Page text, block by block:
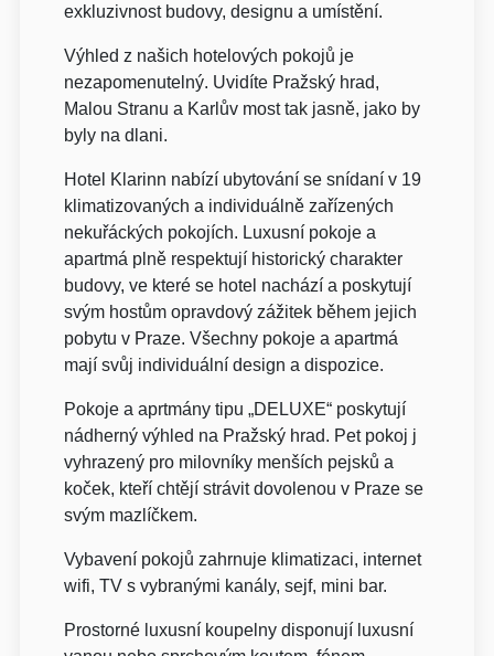
exkluzivnost budovy, designu a umístění.
Výhled z našich hotelových pokojů je
nezapomenutelný. Uvidíte Pražský hrad,
Malou Stranu a Karlův most tak jasně, jako by
byly na dlani.
Hotel Klarinn nabízí ubytování se snídaní v 19
klimatizovaných a individuálně zařízených
nekuřáckých pokojích. Luxusní pokoje a
apartmá plně respektují historický charakter
budovy, ve které se hotel nachází a poskytují
svým hostům opravdový zážitek během jejich
pobytu v Praze. Všechny pokoje a apartmá
mají svůj individuální design a dispozice.
Pokoje a aprtmány tipu „DELUXE“ poskytují
nádherný výhled na Pražský hrad. Pet pokoj j
vyhrazený pro milovníky menších pejsků a
koček, kteří chtějí strávit dovolenou v Praze se
svým mazlíčkem.
Vybavení pokojů zahrnuje klimatizaci, internet
wifi, TV s vybranými kanály, sejf, mini bar.
Prostorné luxusní koupelny disponují luxusní